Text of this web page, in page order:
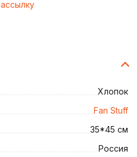
Хлопок
Fan Stuff
35*45 см
Россия